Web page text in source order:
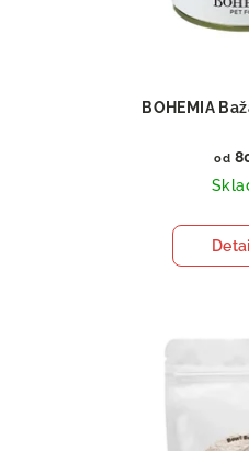
BOHEMIA
od